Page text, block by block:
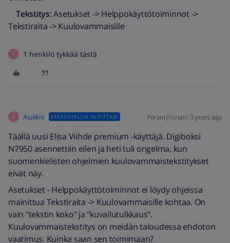
Tekstitys: Asetukset -> Helppokäyttötoiminnot ->
Tekstiraita -> Kuulovammaisille
K 1 henkilö tykkää tästä
A Aukkis KESKUSTELUN ALOITTAJA Forum|Forum|3 years ago
Täällä uusi Elisa Viihde premium -käyttäjä. Digiboksi
N7950 asennettiin eilen ja heti tuli ongelma, kun
suomenkielisten ohjelmien kuulovammaistekstitykset
eivät näy.
Asetukset - Helppokäyttötoiminnot ei löydy ohjeissa
mainittua Tekstiraita -> Kuulovammaisille kohtaa. On
vain "tekstin koko" ja "kuvailutulkkaus".
Kuulovammaistekstitys on meidän taloudessa ehdoton
vaatimus. Kuinka saan sen toimimaan?